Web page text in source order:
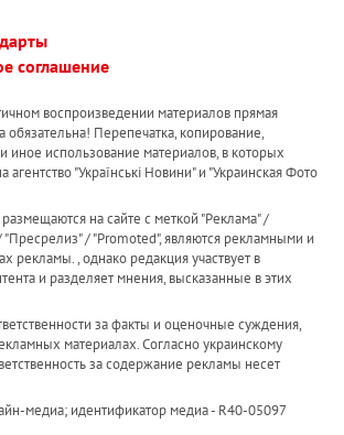
соглашение
воспроизведении материалов прямая
обязательна! Перепечатка, копирование,
иное использование материалов, в которых
агентство "Українськi Новини" и "Украинская Фото
на сайте с меткой "Реклама" /
/ "Promoted", являются рекламными и
рекламы. , однако редакция участвует в
и разделяет мнения, высказанные в этих
за факты и оценочные суждения,
материалах. Согласно украинскому
за содержание рекламы несет
медиа; идентификатор медиа - R40-05097